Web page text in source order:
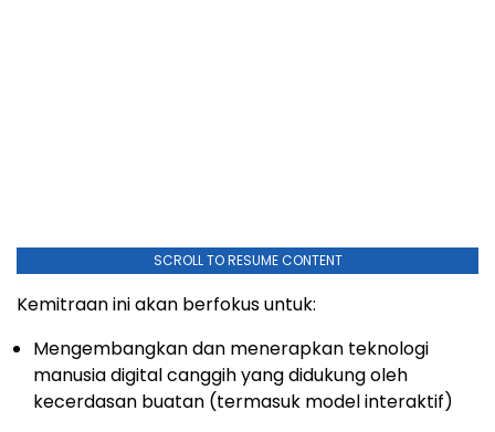
SCROLL TO RESUME CONTENT
Kemitraan ini akan berfokus untuk:
Mengembangkan dan menerapkan teknologi
manusia digital canggih yang didukung oleh
kecerdasan buatan (termasuk model interaktif)